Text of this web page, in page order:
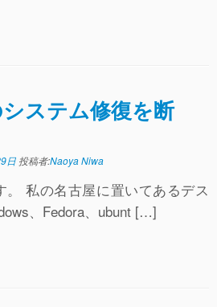
ステム修復を断
日 投稿者:Naoya Niwa
。 私の名古屋に置いてあるデス
、Fedora、ubunt […]